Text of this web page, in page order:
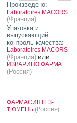
Произведено:
Laboratoires MACORS
(Франция)
Упаковка и
выпускающий
контроль качества:
Laboratoires MACORS
(Франция) или
ИЗВАРИНО ФАРМА
(Россия)
ФАРМАСИНТЕЗ-
ТЮМЕНЬ (Россия)